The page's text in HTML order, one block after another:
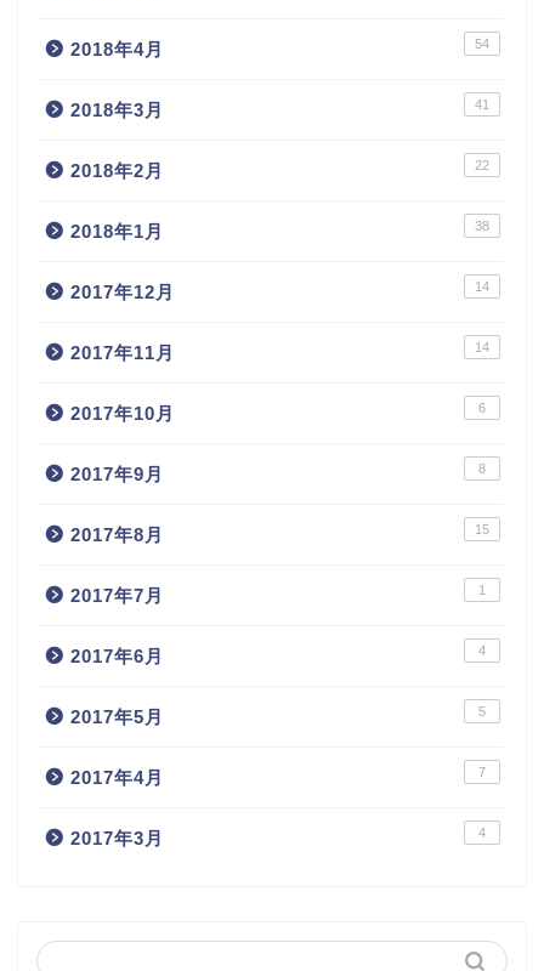
2018年4月 54
2018年3月 41
2018年2月 22
2018年1月 38
2017年12月 14
2017年11月 14
2017年10月 6
2017年9月 8
2017年8月 15
2017年7月 1
2017年6月 4
2017年5月 5
2017年4月 7
2017年3月 4